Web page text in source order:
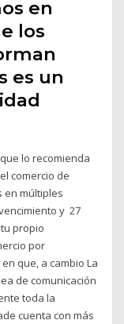
en
los
es un
lo recomienda
comercio de
en múltiples
y 27
propio
por
que, a cambio La
de comunicación
toda la
cuenta con más